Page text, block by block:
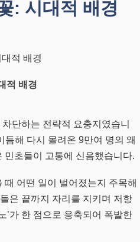
: 시대적 배경
적 배경
단하는 전략적 요충지였습니
해 다시 몰려온 9만여 명의 왜
민초들이 고통에 신음했습니다.
어떤 일이 벌어졌는지 주목해
은 끝까지 자리를 지키며 저항
’가 한 점으로 응축되어 폭발한